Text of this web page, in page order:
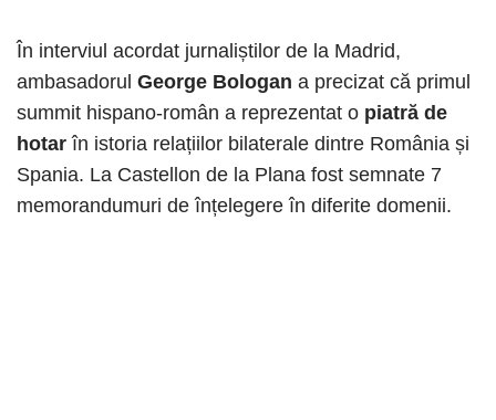
În interviul acordat jurnaliștilor de la Madrid,
ambasadorul George Bologan a precizat că primul
summit hispano-român a reprezentat o piatră de
hotarîn istoria relațiilor bilaterale dintre România și
Spania. La Castellon de la Plana fost semnate 7
memorandumuri de înțelegere în diferite domenii.